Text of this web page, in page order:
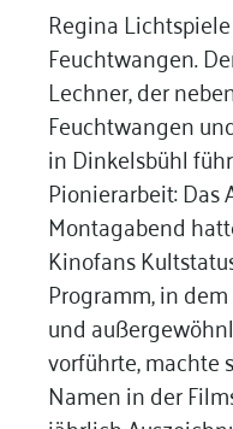
Regina
Feuchtwangen.
Lechner, der
Feuchtwangen
in Dinkelsbühl
Pionierarbeit: Das
Montagabend
Kinofans
Programm, in
und
vorführte, machte
Namen in der